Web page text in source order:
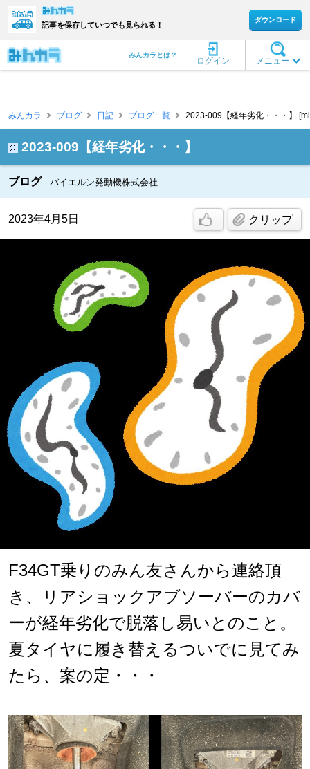
記事を保存していつでも見られる！
ダウンロード
メニュー
ログイン
みんカラとは？
みんカラ ブログ 日記 ブログ一覧 2023-009【経年劣化・・・】
2023-009【経年劣化・・・】
ブログ バイエルン発動機株式会社
2023年4月5日 クリップ
F34GT乗りのみん友さんから連絡頂
き、リアショックアブソーバーのカバ
ーが経年劣化で脱落し易いとのこと。
夏タイヤに履き替えるついでに見てみ
たら、案の定・・・